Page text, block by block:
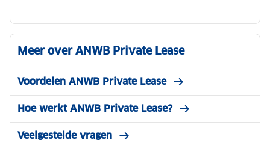
Meer over ANWB Private Lease
Voordelen ANWB Private Lease
Hoe werkt ANWB Private Lease?
Veelgestelde vragen